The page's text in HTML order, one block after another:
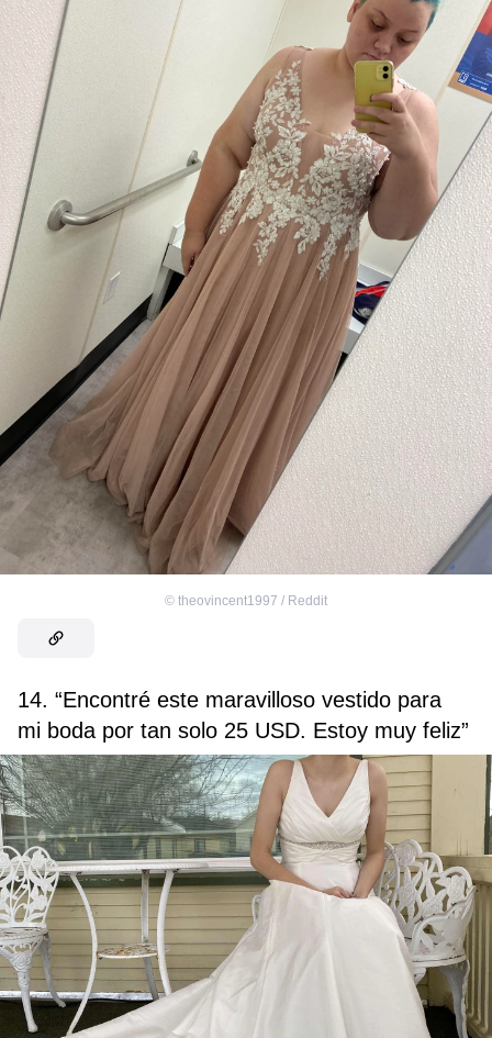
© theovincent1997 / Reddit
14. “Encontré este maravilloso vestido para
mi boda por tan solo 25 USD. Estoy muy feliz”